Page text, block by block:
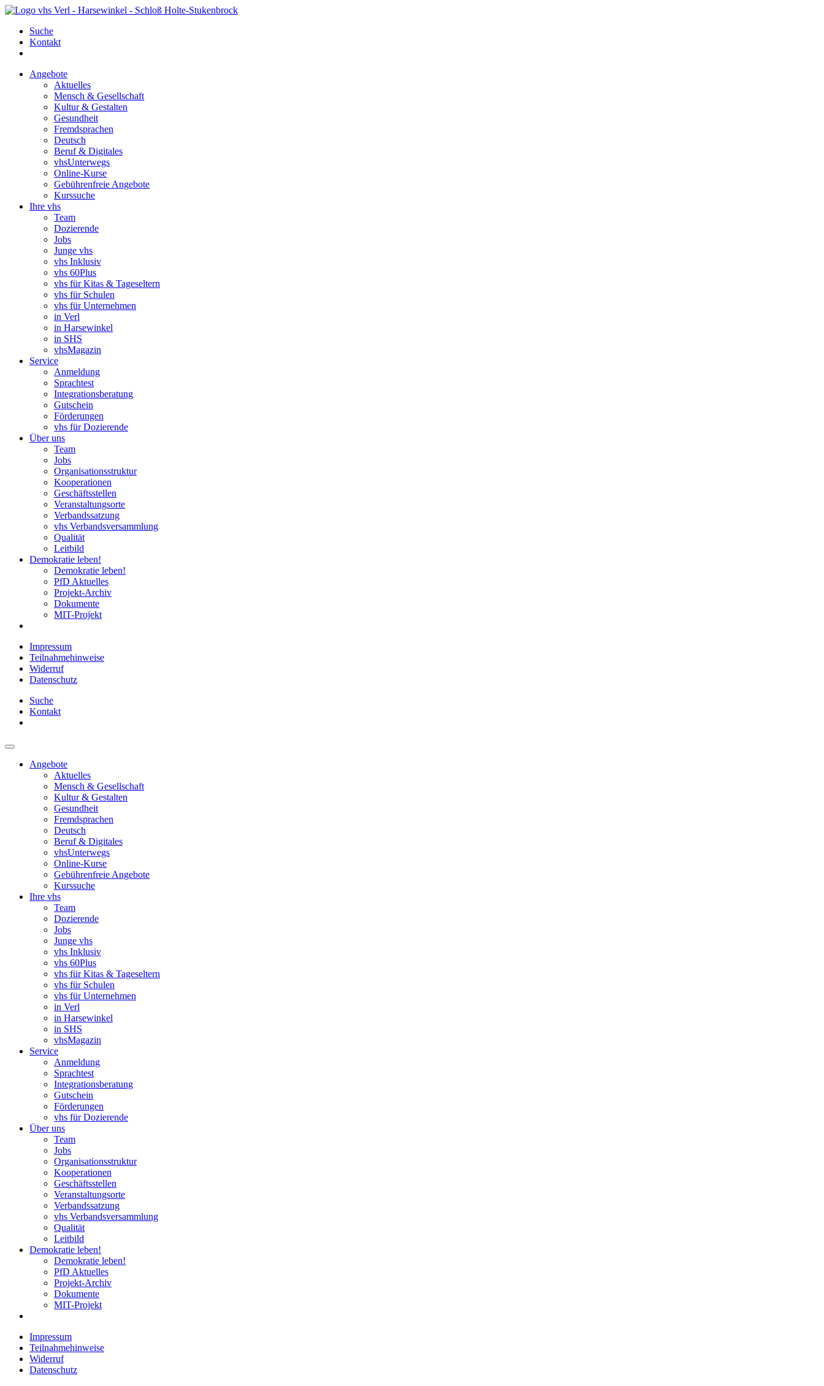
Suche
Kontakt
Angebote
Aktuelles
Mensch & Gesellschaft
Kultur & Gestalten
Gesundheit
Fremdsprachen
Deutsch
Beruf & Digitales
vhsUnterwegs
Online-Kurse
Gebührenfreie Angebote
Kurssuche
Ihre vhs
Team
Dozierende
Jobs
Junge vhs
vhs Inklusiv
vhs 60Plus
vhs für Kitas & Tageseltern
vhs für Schulen
vhs für Unternehmen
in Verl
in Harsewinkel
in SHS
vhsMagazin
Service
Anmeldung
Sprachtest
Integrationsberatung
Gutschein
Förderungen
vhs für Dozierende
Über uns
Team
Jobs
Organisationsstruktur
Kooperationen
Geschäftsstellen
Veranstaltungsorte
Verbandssatzung
vhs Verbandsversammlung
Qualität
Leitbild
Demokratie leben!
Demokratie leben!
PfD Aktuelles
Projekt-Archiv
Dokumente
MIT-Projekt
Impressum
Teilnahmehinweise
Widerruf
Datenschutz
Suche
Kontakt
Angebote
Aktuelles
Mensch & Gesellschaft
Kultur & Gestalten
Gesundheit
Fremdsprachen
Deutsch
Beruf & Digitales
vhsUnterwegs
Online-Kurse
Gebührenfreie Angebote
Kurssuche
Ihre vhs
Team
Dozierende
Jobs
Junge vhs
vhs Inklusiv
vhs 60Plus
vhs für Kitas & Tageseltern
vhs für Schulen
vhs für Unternehmen
in Verl
in Harsewinkel
in SHS
vhsMagazin
Service
Anmeldung
Sprachtest
Integrationsberatung
Gutschein
Förderungen
vhs für Dozierende
Über uns
Team
Jobs
Organisationsstruktur
Kooperationen
Geschäftsstellen
Veranstaltungsorte
Verbandssatzung
vhs Verbandsversammlung
Qualität
Leitbild
Demokratie leben!
Demokratie leben!
PfD Aktuelles
Projekt-Archiv
Dokumente
MIT-Projekt
Impressum
Teilnahmehinweise
Widerruf
Datenschutz